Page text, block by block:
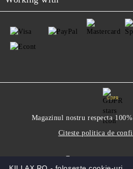
GDPR
Magazinul nostru respecta
Citeste politica de